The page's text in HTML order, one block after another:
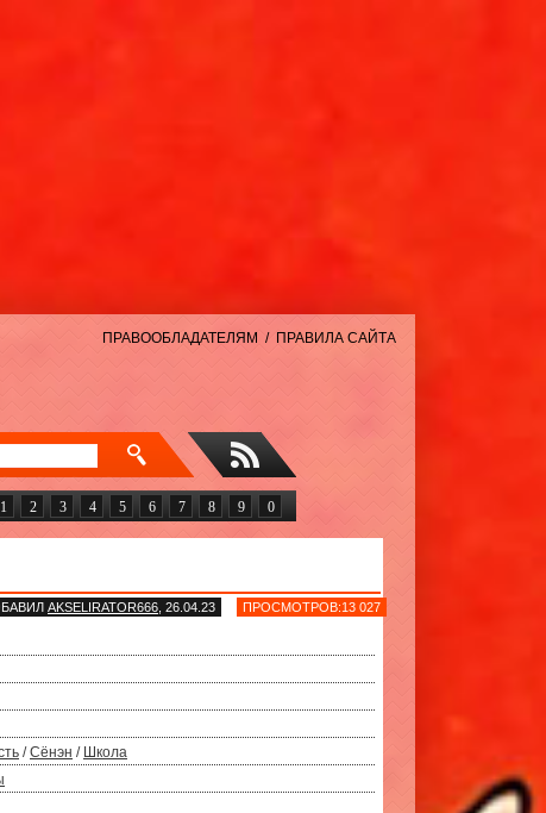
ПРАВООБЛАДАТЕЛЯМ / ПРАВИЛА САЙТА
1 2 3 4 5 6 7 8 9 0
AKSELIRATOR666 , 26.04.23 ПРОСМОТРОВ:13 027
/Сёнэн / Школа